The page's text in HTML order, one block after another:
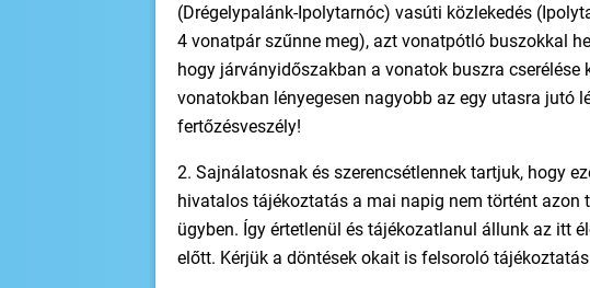
(Drégelypalánk-Ipolytarnóc) vasúti közlekedés
4 vonatpár szűnne meg), azt vonatpótló buszokkal
hogy járványidőszakban a vonatok buszra cserélése
vonatokban lényegesen nagyobb az egy utasra jutó
fertőzésveszély!
2. Sajnálatosnak és szerencsétlennek tartjuk, hogy
hivatalos tájékoztatás a mai napig nem történt azon
ügyben. Így értetlenül és tájékozatlanul állunk az itt
előtt. Kérjük a döntések okait is felsoroló